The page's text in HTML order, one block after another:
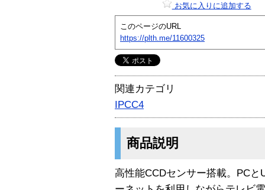
お気に入りに追加する
このページのURL
https://plth.me/11600325
関連カテゴリ
IPCC4
商品説明
高性能CCDセンサー搭載。PC